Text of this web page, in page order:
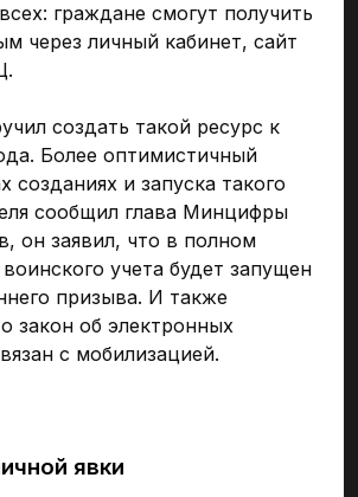
граждане смогут получить
через личный кабинет, сайт
создать такой ресурс к
Более оптимистичный
созданиях и запуска такого
сообщил глава Минцифры
он заявил, что в полном
учета будет запущен
призыва. И также
закон об электронных
с мобилизацией.
явки